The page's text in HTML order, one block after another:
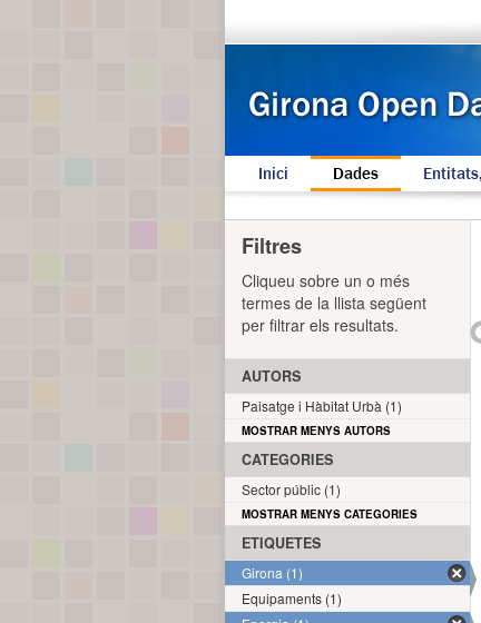
Inici Dades
Filtres
Cliqueu sobre un o més
termes de la llista següent
per filtrar els resultats.
AUTORS
Paisatge i Hàbitat Urbà (1)
MOSTRAR MENYS AUTORS
CATEGORIES
Sector públic (1)
MOSTRAR MENYS CATEGORIES
ETIQUETES
Girona (1)
Equipaments (1)